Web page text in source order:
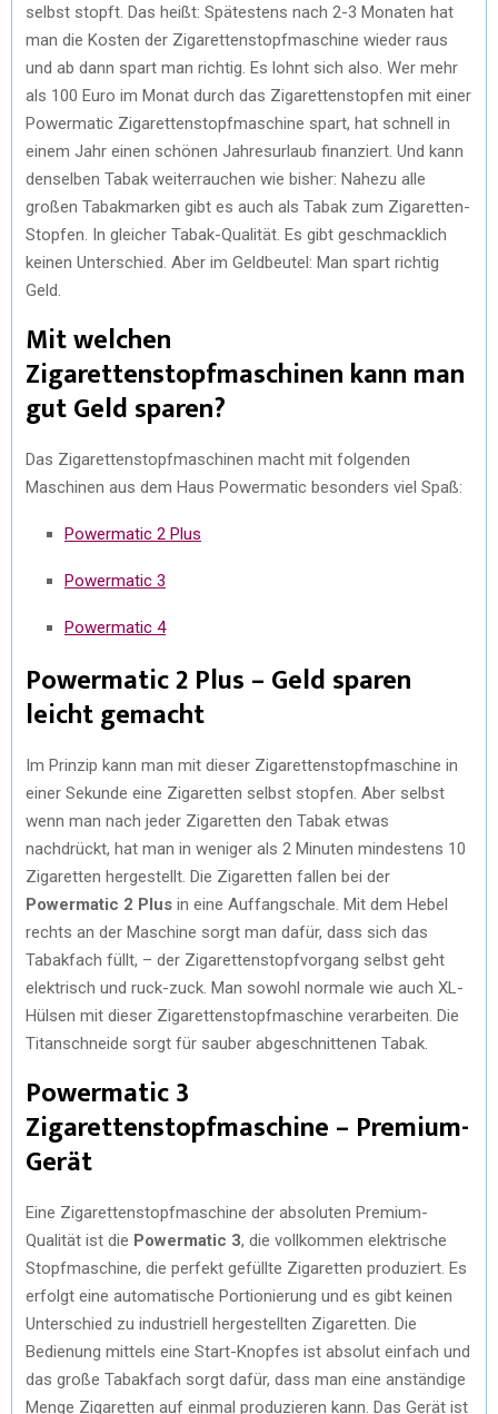
selbst stopft. Das heißt: Spätestens nach 2-3 Monaten hat
man die Kosten der Zigarettenstopfmaschine wieder raus
und ab dann spart man richtig. Es lohnt sich also. Wer mehr
als 100 Euro im Monat durch das Zigarettenstopfen mit einer
Powermatic Zigarettenstopfmaschine spart, hat schnell in
einem Jahr einen schönen Jahresurlaub finanziert. Und kann
denselben Tabak weiterrauchen wie bisher: Nahezu alle
großen Tabakmarken gibt es auch als Tabak zum Zigaretten-
Stopfen. In gleicher Tabak-Qualität. Es gibt geschmacklich
keinen Unterschied. Aber im Geldbeutel: Man spart richtig
Geld.
Mit welchen
Zigarettenstopfmaschinen kann man
gut Geld sparen?
Das Zigarettenstopfmaschinen macht mit folgenden
Maschinen aus dem Haus Powermatic besonders viel Spaß:
Powermatic 2 Plus
Powermatic 3
Powermatic 4
Powermatic 2 Plus – Geld sparen
leicht gemacht
Im Prinzip kann man mit dieser Zigarettenstopfmaschine in
einer Sekunde eine Zigaretten selbst stopfen. Aber selbst
wenn man nach jeder Zigaretten den Tabak etwas
nachdrückt, hat man in weniger als 2 Minuten mindestens 10
Zigaretten hergestellt. Die Zigaretten fallen bei der
Powermatic 2 Plus in eine Auffangschale. Mit dem Hebel
rechts an der Maschine sorgt man dafür, dass sich das
Tabakfach füllt, – der Zigarettenstopfvorgang selbst geht
elektrisch und ruck-zuck. Man sowohl normale wie auch XL-
Hülsen mit dieser Zigarettenstopfmaschine verarbeiten. Die
Titanschneide sorgt für sauber abgeschnittenen Tabak.
Powermatic 3
Zigarettenstopfmaschine – Premium-
Gerät
Eine Zigarettenstopfmaschine der absoluten Premium-
Qualität ist die Powermatic 3, die vollkommen elektrische
Stopfmaschine, die perfekt gefüllte Zigaretten produziert. Es
erfolgt eine automatische Portionierung und es gibt keinen
Unterschied zu industriell hergestellten Zigaretten. Die
Bedienung mittels eine Start-Knopfes ist absolut einfach und
das große Tabakfach sorgt dafür, dass man eine anständige
Menge Zigaretten auf einmal produzieren kann. Das Gerät ist